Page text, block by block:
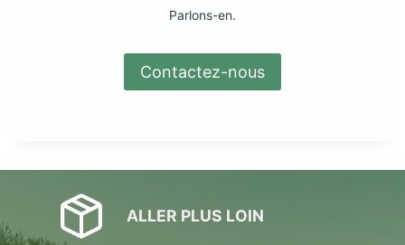
Parlons-en.
Contactez-nous
ALLER PLUS LOIN